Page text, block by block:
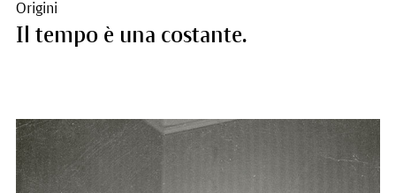
Origini
Il tempo è una costante.